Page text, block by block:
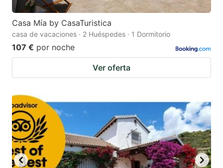
Casa Mía by CasaTuristica
casa de vacaciones · 2 Huéspedes · 1 Dormitorio
107 € por noche
Ver oferta